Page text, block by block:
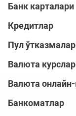
Банк карталари
Кредитлар
Пул
Валюта
Валюта
Банкоматлар